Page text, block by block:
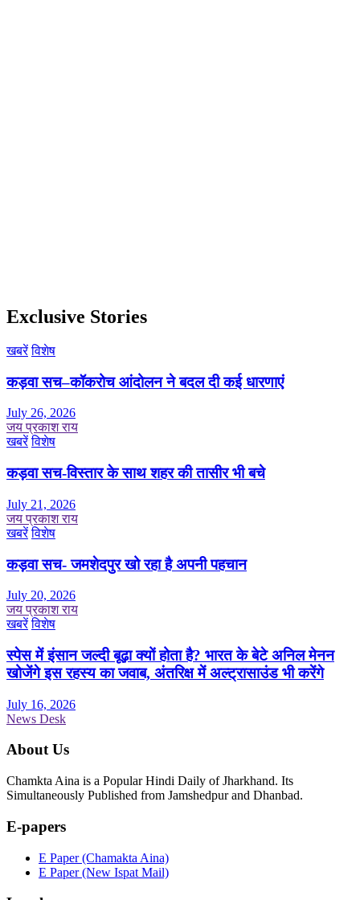
Exclusive Stories
खबरें विशेष
कड़वा सच–कॉकरोच आंदोलन ने बदल दी कई धारणाएं
July 26, 2026
जय प्रकाश राय
खबरें विशेष
कड़वा सच-विस्तार के साथ शहर की तासीर भी बचे
July 21, 2026
जय प्रकाश राय
खबरें विशेष
कड़वा सच- जमशेदपुर खो रहा है अपनी पहचान
July 20, 2026
जय प्रकाश राय
खबरें विशेष
स्पेस में इंसान जल्दी बूढ़ा क्यों होता है? भारत के बेटे अनिल मेनन
खोजेंगे इस रहस्य का जवाब, अंतरिक्ष में अल्ट्रासाउंड भी करेंगे
July 16, 2026
News Desk
About Us
Chamkta Aina is a Popular Hindi Daily of Jharkhand. Its
Simultaneously Published from Jamshedpur and Dhanbad.
E-papers
E Paper (Chamakta Aina)
E Paper (New Ispat Mail)